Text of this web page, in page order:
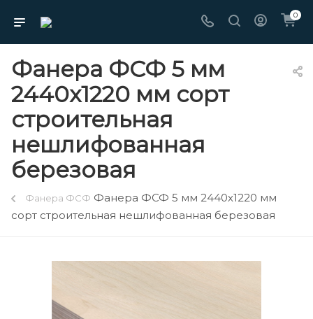
0
Фанера ФСФ 5 мм
2440х1220 мм сорт
строительная
нешлифованная
березовая
Фанера ФСФ Фанера ФСФ 5 мм 2440х1220 мм
сорт строительная нешлифованная березовая